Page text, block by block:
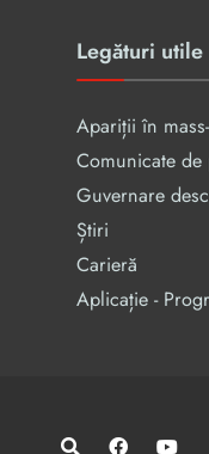
Legături utile
Apariții în
Comunicate de
Guvernare
Știri
Carieră
Aplicație -